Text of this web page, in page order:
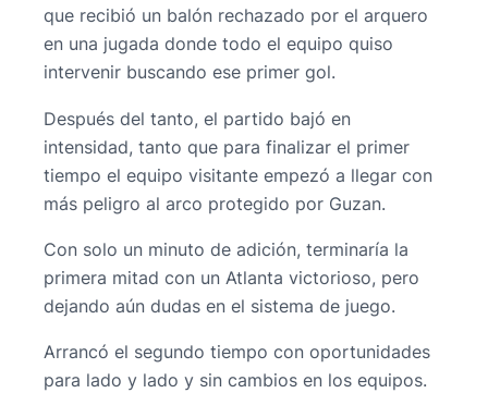
que recibió un balón rechazado por el arquero
en una jugada donde todo el equipo quiso
intervenir buscando ese primer gol.
Después del tanto, el partido bajó en
intensidad, tanto que para finalizar el primer
tiempo el equipo visitante empezó a llegar con
más peligro al arco protegido por Guzan.
Con solo un minuto de adición, terminaría la
primera mitad con un Atlanta victorioso, pero
dejando aún dudas en el sistema de juego.
Arrancó el segundo tiempo con oportunidades
para lado y lado y sin cambios en los equipos.